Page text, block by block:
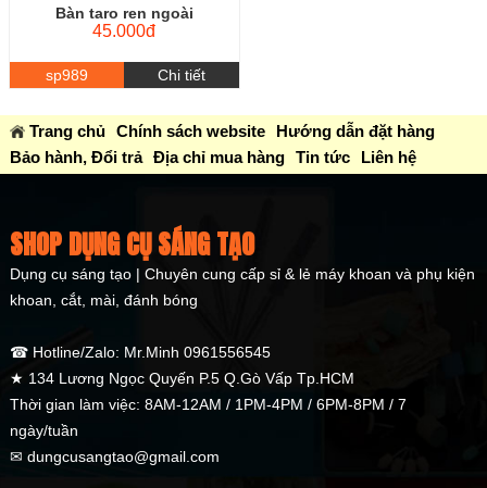
Bàn taro ren ngoài
45.000đ
sp989 Chi tiết
Trang chủ Chính sách website
Hướng dẫn đặt hàng
Bảo hành, Đổi trả Địa chỉ mua hàng Tin tức Liên hệ
SHOP DỤNG CỤ SÁNG TẠO
Dụng cụ sáng tạo | Chuyên cung cấp sỉ & lẻ máy khoan và phụ kiện
khoan, cắt, mài, đánh bóng
☎ Hotline/Zalo: Mr.Minh 0961556545
★ 134 Lương Ngọc Quyến P.5 Q.Gò Vấp Tp.HCM
Thời gian làm việc: 8AM-12AM / 1PM-4PM / 6PM-8PM / 7
ngày/tuần
✉ dungcusangtao@gmail.com